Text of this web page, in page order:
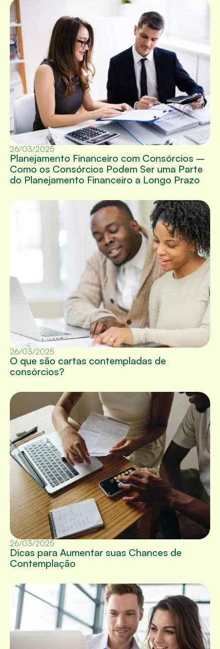
26/03/2025
Planejamento Financeiro com Consórcios –
Como os Consórcios Podem Ser uma Parte
do Planejamento Financeiro a Longo Prazo
26/03/2025
O que são cartas contempladas de
consórcios?
26/03/2025
Dicas para Aumentar suas Chances de
Contemplação